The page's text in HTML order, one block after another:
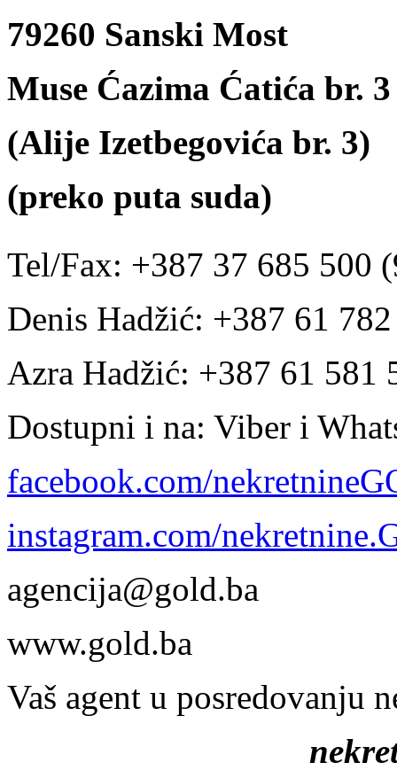
79260 Sanski Most
Muse Ćazima Ćatića br. 3
(Alije Izetbegovića br. 3)
(preko puta suda)
Tel/Fax: +387 37 685 500
Denis Hadžić: +387 61
Azra Hadžić: +387 61 581
Dostupni i na: Viber i
facebook.com/
instagram.com/
agencija@gold.ba
www.gold.ba
Vaš agent u posredovanju